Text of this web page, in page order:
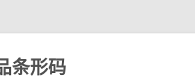
条形码